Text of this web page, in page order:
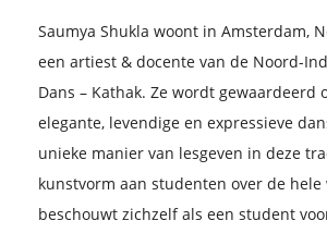
Saumya Shukla woont in Amsterdam,
een artiest & docente van de Noord-
Dans – Kathak. Ze wordt gewaardeerd
elegante, levendige en expressieve
unieke manier van lesgeven in deze
kunstvorm aan studenten over de hele
beschouwt zichzelf als een student